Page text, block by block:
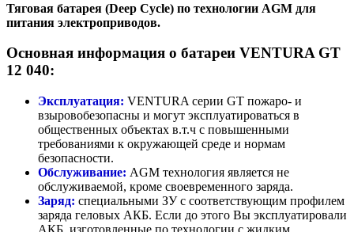
Тяговая батарея (Deep Cycle) по технологии AGM для
питания электроприводов.
Основная информация о батареи VENTURA GT
12 040:
Эксплуатация: VENTURA серии GT пожаро- и
взыровобезопасны и могут эксплуатироваться в
общественных объектах в.т.ч с повышенными
требованиями к окружающей среде и нормам
безопасности.
Обслуживание: AGM технология является не
обслуживаемой, кроме своевременного заряда.
Заряд: специальными ЗУ с соответствующим профилем
заряда геловых АКБ. Если до этого Вы эксплуатировали
АКБ, изготовленные по технологии с жидким